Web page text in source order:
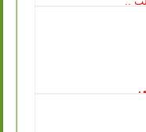
در نظر دارد بازیافت
چرمشهر را از طریق